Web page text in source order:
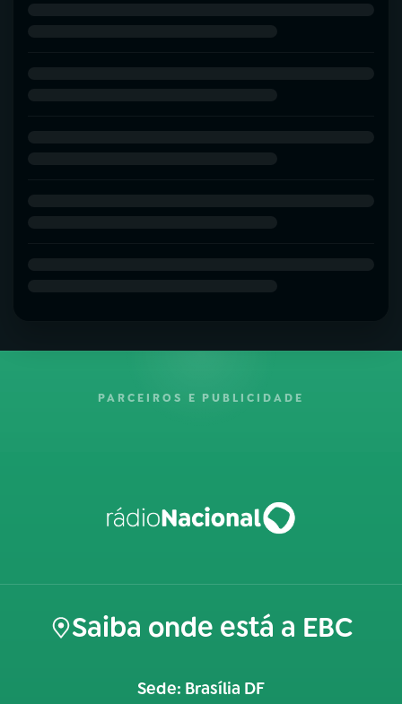
PARCEIROS E PUBLICIDADE
Saiba onde está a EBC
Sede: Brasília DF